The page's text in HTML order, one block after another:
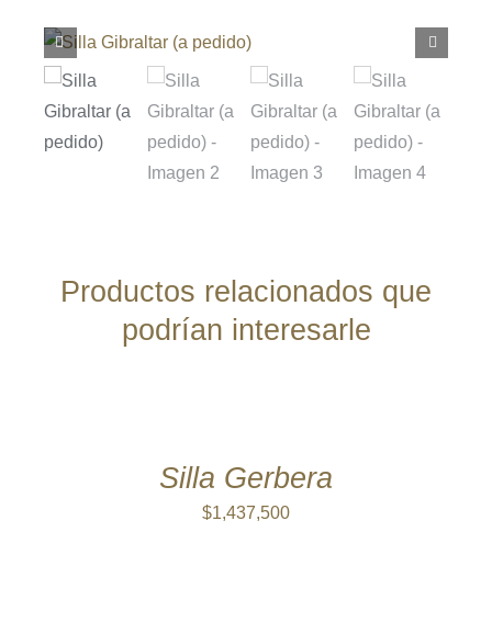
Productos relacionados que
podrían interesarle
Silla Gerbera
$1,437,500